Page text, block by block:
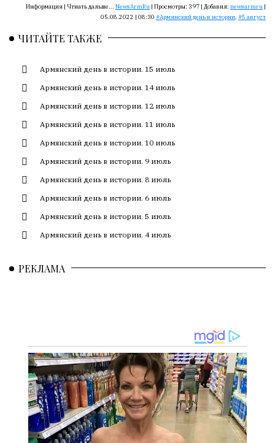
Редакция
лезет
авторские
тексты,
не
кромсает
их
не
искажает
смысл.
Мнение
редакции
является
условием
публикуются,
даже
если
принимаются
восторга.
Главный
Информация | Чтиать дальше... NewsArmRu | Просмотры: 397 | Добавил: newsarmru |
05.08.2022 | 08:30
Армянский день в истории, 5 август
ЧИТАЙТЕ ТАКЖЕ
Армянский день в истории. 15 июль
Армянский день в истории. 14 июль
Армянский день в истории. 12 июль
Армянский день в истории. 11 июль
Армянский день в истории. 10 июль
Армянский день в истории. 9 июль
Армянский день в истории. 8 июль
Армянский день в истории. 6 июль
Армянский день в истории. 5 июль
Армянский день в истории. 4 июль
РЕКЛАМА